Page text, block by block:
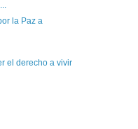
la Paz a
el derecho a vivir